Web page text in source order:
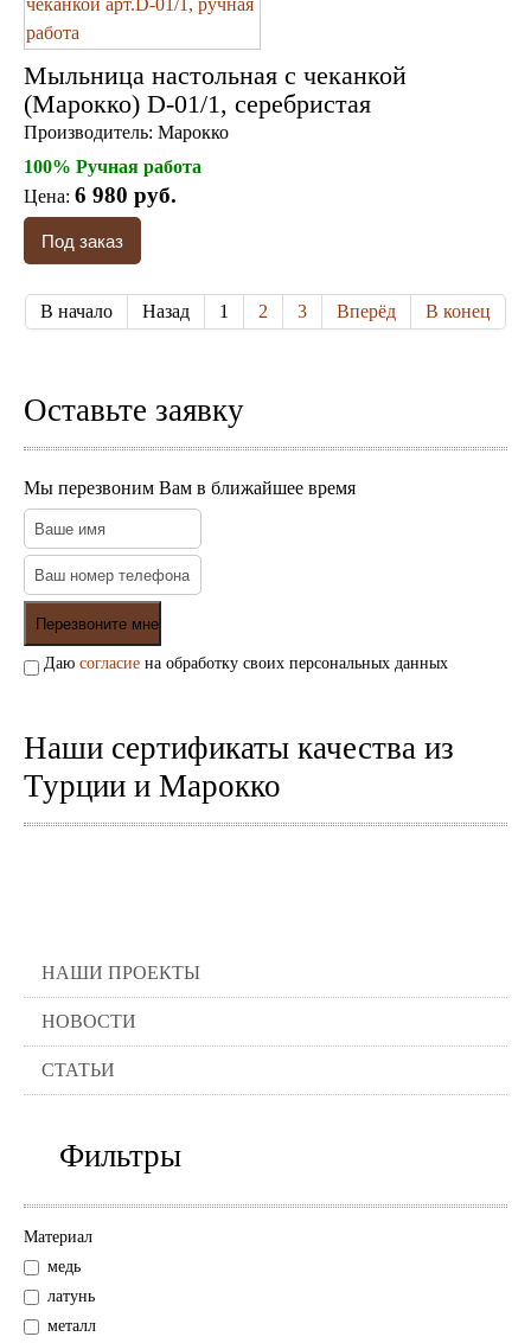
Мыльница настольная с чеканкой
(Марокко) D-01/1, серебристая
Производитель: Марокко
100% Ручная работа
Цена: 6 980 руб.
В начало Назад 1 2 3 Вперёд В конец
Оставьте заявку
Мы перезвоним Вам в ближайшее время
Даю согласие на обработку своих персональных данных
Наши сертификаты качества из
Турции и Марокко
НАШИ ПРОЕКТЫ
НОВОСТИ
СТАТЬИ
Фильтры
Материал
медь
латунь
металл